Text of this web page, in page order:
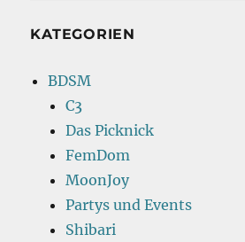
KATEGORIEN
BDSM
C3
Das Picknick
FemDom
MoonJoy
Partys und Events
Shibari